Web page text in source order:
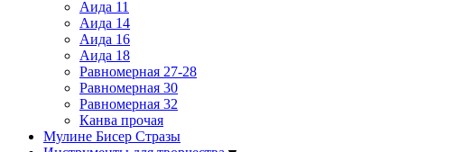
Аида 11
Аида 14
Аида 16
Аида 18
Равномерная 27-28
Равномерная 30
Равномерная 32
Канва прочая
Мулине Бисер Стразы